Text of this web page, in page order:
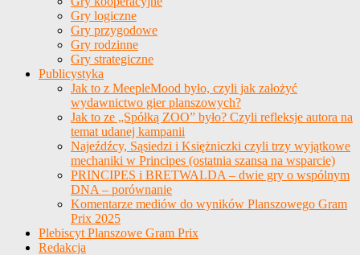
Gry logiczne
Gry przygodowe
Gry rodzinne
Gry strategiczne
Publicystyka
Jak to z MeepleMood było, czyli jak założyć
wydawnictwo gier planszowych?
Jak to ze „Spółką ZOO” było? Czyli refleksje autora na
temat udanej kampanii
Najeźdźcy, Sąsiedzi i Księżniczki czyli trzy wyjątkowe
mechaniki w Principes (ostatnia szansa na wsparcie)
PRINCIPES i BRETWALDA – dwie gry o wspólnym
DNA – porównanie
Komentarze mediów do wyników Planszowego Gram
Prix 2025
Plebiscyt Planszowe Gram Prix
Redakcja